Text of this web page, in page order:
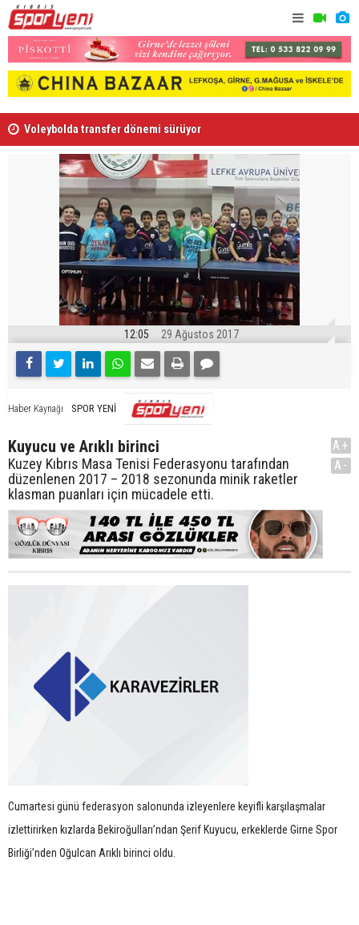
Voleybolda transfer dönemi sürüyor
12:05 29 Ağustos 2017
Haber Kaynağı SPOR YENİ
Kuyucu ve Arıklı birinci
Kuzey Kıbrıs Masa Tenisi Federasyonu tarafından
düzenlenen 2017 – 2018 sezonunda minik raketler
klasman puanları için mücadele etti.
A+
A-
Cumartesi günü federasyon salonunda izleyenlere keyifli karşılaşmalar
izlettirirken kızlarda Bekiroğulları’ndan Şerif Kuyucu, erkeklerde Girne Spor
Birliği’nden Oğulcan Arıklı birinci oldu.